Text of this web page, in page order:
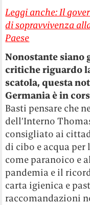
Leggi anche: Il
di sopravvivenza
Paese
Nonostante siano
critiche riguardo
scatola, questa
Germania è in
Basti pensare che
dell’Interno
consigliato ai
di cibo e acqua per
come paranoico e
pandemia e il
carta igienica e
raccomandazioni